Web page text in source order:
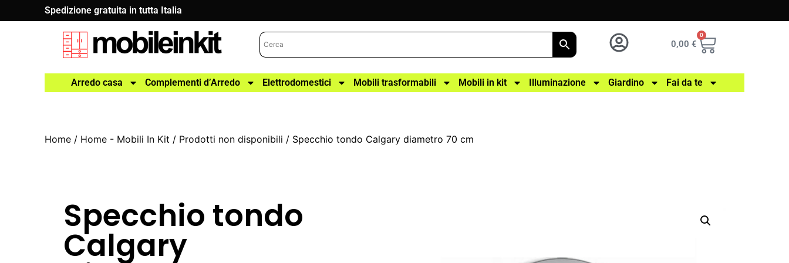
Spedizione gratuita in tutta Italia
0,00 €
0
Arredo casa Complementi d’Arredo Elettrodomestici Mobili trasformabili Mobili in kit Illuminazione Giardino Fai da te
Home / Home - Mobili In Kit / Prodotti non disponibili / Specchio tondo Calgary diametro 70 cm
Specchio tondo
Calgary